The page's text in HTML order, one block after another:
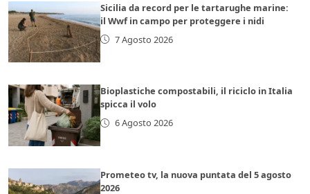
Sicilia da record per le tartarughe marine:
il Wwf in campo per proteggere i nidi
7 Agosto 2026
Bioplastiche compostabili, il riciclo in Italia
spicca il volo
6 Agosto 2026
Prometeo tv, la nuova puntata del 5 agosto
2026